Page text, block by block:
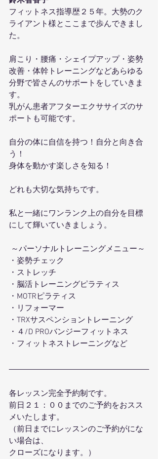
フィットネス指導歴２５年。大勢のク
ライアント様とここまで歩んできまし
た。
肩こり・腰痛・シェイプアップ・姿勢
改善・体幹トレーニングなどあらゆる
分野で皆さんのサポートをしていきま
す。
乳がん患者アフターエクササイズのサ
ポートも可能です。
自分の体に自信を持つ！自分と向き合
う！
身体を動かす楽しさを知る！
どれも大切な気持ちです。
私と一緒にワンランク上の自分を目標
にして輝いていきましょう。
～パーソナルトレーニングメニュー～
・姿勢チェック
・ストレッチ
・脳活トレーニングピラティス
・MOTRピラティス
・リフォーマー
・TRXサスペンショントレーニング
・４/D PROバンジーフィットネス
・フィットネストレーニングなど
各レッスン完全予約制です。
前日２１：００までのご予約をおスス
メいたします。
（前日までにレッスンのご予約がにな
い場合は、
クローズになります。）